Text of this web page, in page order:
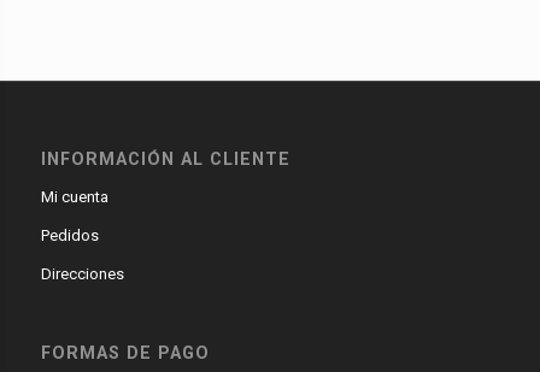
INFORMACIÓN AL CLIENTE
Mi cuenta
Pedidos
Direcciones
FORMAS DE PAGO